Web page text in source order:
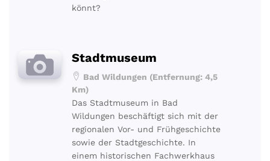
könnt?
Stadtmuseum
Bad Wildungen (Entfernung: 4,5
Km)
Das Stadtmuseum in Bad
Wildungen beschäftigt sich mit der
regionalen Vor- und Frühgeschichte
sowie der Stadtgeschichte. In
einem historischen Fachwerkhaus